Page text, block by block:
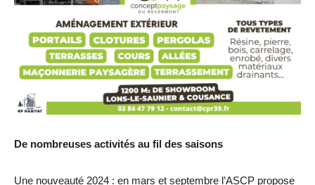
De nombreuses activités au fil des saisons
Une nouveauté 2024 : en mars et septembre l’ASCP propose